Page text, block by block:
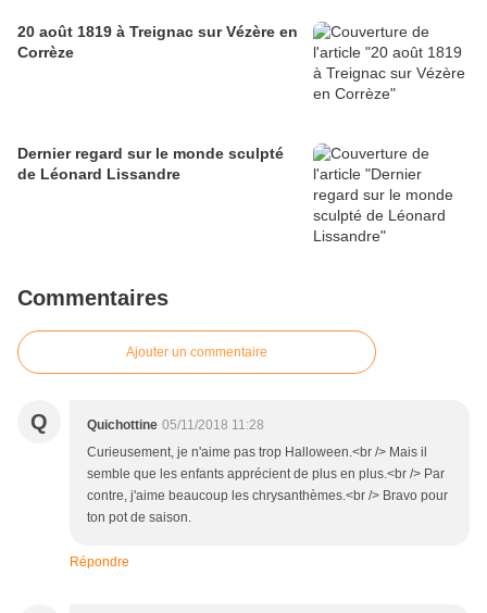
20 août 1819 à Treignac sur Vézère en
Corrèze
Dernier regard sur le monde sculpté
de Léonard Lissandre
Commentaires
Ajouter un commentaire
Q Quichottine 05/11/2018 11:28
Curieusement, je n'aime pas trop Halloween.<br /> Mais il
semble que les enfants apprécient de plus en plus.<br /> Par
contre, j'aime beaucoup les chrysanthèmes.<br /> Bravo pour
ton pot de saison.
Répondre